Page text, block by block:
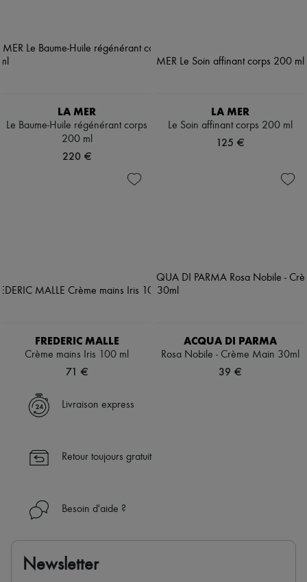
LA MER
Le Baume-Huile régénérant corps
200 ml
220 €
LA MER
Le Soin affinant corps 200 ml
125 €
FREDERIC MALLE
Crème mains Iris 100 ml
71 €
ACQUA DI PARMA
Rosa Nobile - Crème Main 30ml
39 €
Livraison express
Retour toujours gratuit
Besoin d'aide ?
Newsletter